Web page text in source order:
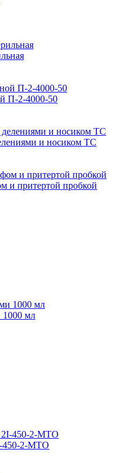
П-2-4000-50
и носиком ТС
и притертой пробкой
1000 мл
450-2-МТО